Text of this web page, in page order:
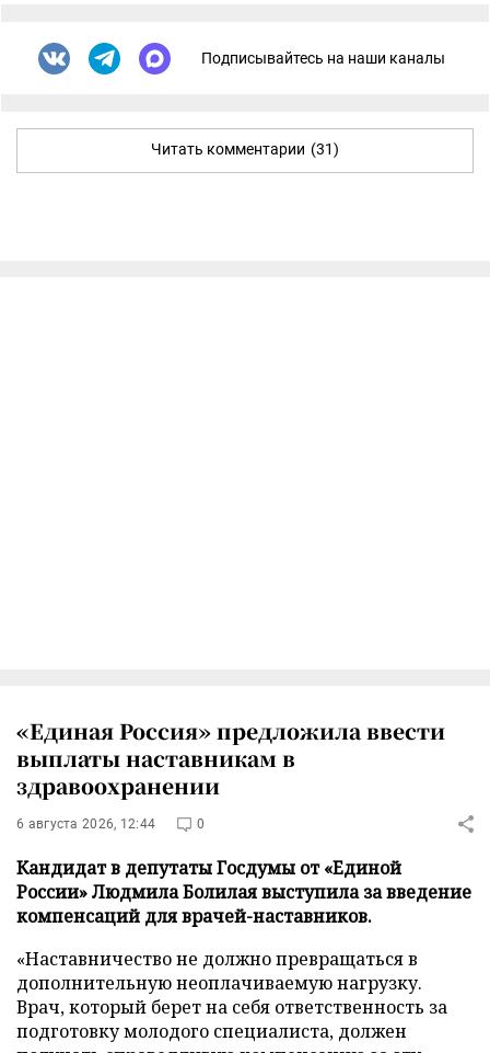
Подписывайтесь на наши каналы
Читать комментарии (31)
«Единая Россия» предложила ввести
выплаты наставникам в
здравоохранении
6 августа 2026, 12:44 0
Кандидат в депутаты Госдумы от «Единой
России» Людмила Болилая выступила за введение
компенсаций для врачей-наставников.
«Наставничество не должно превращаться в
дополнительную неоплачиваемую нагрузку.
Врач, который берет на себя ответственность за
подготовку молодого специалиста, должен